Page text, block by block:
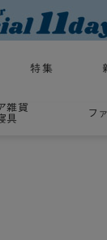
特集
雑貨
具
フ